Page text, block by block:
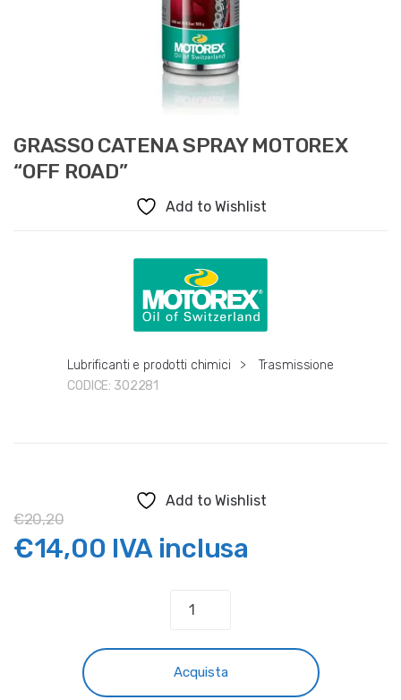
GRASSO CATENA SPRAY MOTOREX
“OFF ROAD”
Add to Wishlist
Lubrificanti e prodotti chimici >
Trasmissione
CODICE: 302281
Add to Wishlist
€20,20
Il
€14,00 IlIVA inclusa
SPRAY
MOTOREX
Acquista